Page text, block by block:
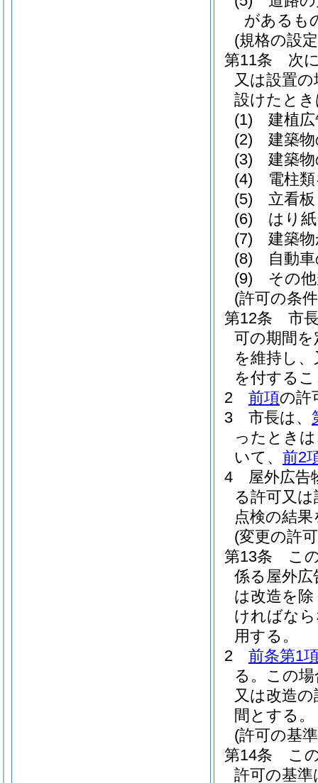
があるも
(規格の設
第11条
次
又は設置
設けたと
(1)
建植
(2)
建築
(3)
建築
(4)
電柱
(5)
立看板
(6)
はり
(7)
建築
(8)
自動
(9)
その
(許可の条
第12条
市
可の期間
を維持し
を付する
2
前項の許
3
市長は、
ったとき
いて、 前2
4
屋外広告
る許可又
点検の結
(変更の許
第13条
こ
係る屋外広
は改造を除
ければな
用する。
2
前条第1
る。 この
又は改造
間とする。
(許可の基
第14条
こ
許可の基